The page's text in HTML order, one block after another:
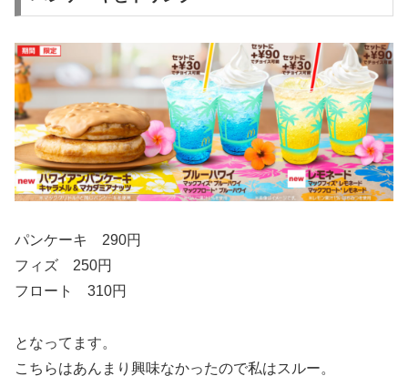
パンケーキ 290円
フィズ 250円
フロート 310円
となってます。
こちらはあんまり興味なかったので私はスルー。